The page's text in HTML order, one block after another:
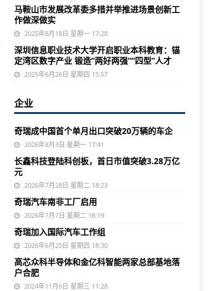
马鞍山市发展改革委多措并举推进场景创新工
作做深做实
2025年8月18日 星期一 17:28
深圳信息职业技术大学开启职业本科教育：锚
定湾区数字产业 锻造“两好两强”“四型”人才
2025年6月26日 星期四 15:57
企业
奇瑞成中国首个单月出口突破20万辆的车企
2026年8月3日 星期一 17:41
长鑫科技登陆科创板，首日市值突破3.28万亿
元
2026年7月28日 星期二 18:23
奇瑞汽车南非工厂启用
2026年7月7日 星期二 18:19
奇瑞加入国际汽车工作组
2026年6月25日 星期四 18:30
高芯众科半导体和金亿科智能两家总部基地落
户合肥
2024年11月6日 星期三 11:28